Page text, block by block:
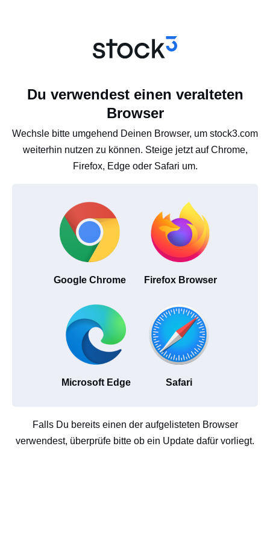
Du verwendest einen veralteten
Browser
Wechsle bitte umgehend Deinen Browser, um stock3.com
weiterhin nutzen zu können. Steige jetzt auf Chrome,
Firefox, Edge oder Safari um.
Google Chrome Firefox Browser
Microsoft Edge Safari
Falls Du bereits einen der aufgelisteten Browser
verwendest, überprüfe bitte ob ein Update dafür vorliegt.